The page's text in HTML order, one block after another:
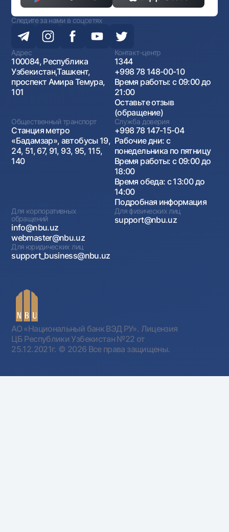
Следите за нами в соцсетях
Адрес
100084, Республика
Узбекистан,Ташкент,
проспект Амира Темура,
101
Контакт-центр
1344
+998 78 148-00-10
Время работы: с 09:00 до
21:00
Оставьте отзыв
(обращение)
Общественный транспорт
Станция метро
«Бадамзар», автобусы 19,
24, 51, 67, 91, 93, 95, 115,
140
Служба доверия
+998 78 147-15-04
Рабочие дни: с
понедельника по пятницу
Время работы: с 09:00 до
18:00
Время обеда: с 13:00 до
14:00
Подробная информация
Для корпоративных
обращений
info@nbu.uz
webmaster@nbu.uz
Для физических лиц
support@nbu.uz
Для юридических лиц
support_business@nbu.uz
АО «Национальный банк ВЭД РУ». Лицензия
ЦБ Республики Узбекистан №22 от
25.12.2021г. © 2026 Все права защищены.